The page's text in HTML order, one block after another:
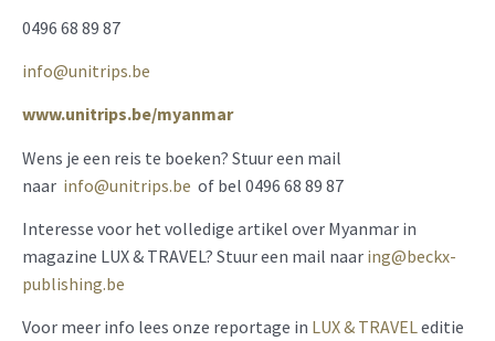
0496 68 89 87
info@unitrips.be
www.unitrips.be/myanmar
Wens je een reis te boeken? Stuur een mail
naar info@unitrips.be of bel 0496 68 89 87
Interesse voor het volledige artikel over Myanmar in
magazine LUX & TRAVEL? Stuur een mail naar ing@beckx-
publishing.be
Voor meer info lees onze reportage in LUX & TRAVELeditie